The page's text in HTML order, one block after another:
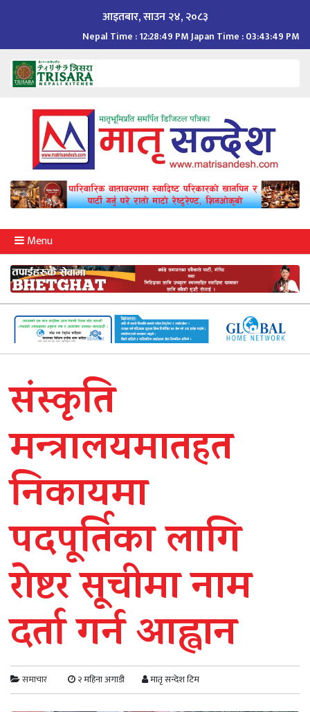
आइतबार, साउन २४, २०८३
Nepal Time :12:28:49 PMJapan Time :03:43:49 PM
Menu
संस्कृति
मन्त्रालयमातहत
निकायमा
पदपूर्तिका लागि
रोष्टर सूचीमा नाम
दर्ता गर्न आह्वान
समाचार २ महिना अगाडी मातृ सन्देश टिम